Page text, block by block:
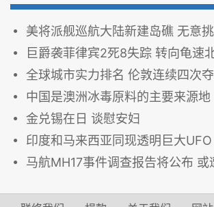
美将派舰巡航大陆新建岛礁 无意
巨爵袭菲律宾2死8失踪 转向龟速
全球城市实力排名 伦敦连续四次
中国是澳洲冰毒原料的主要来源地
金兑锡在日 谈慰安妇
印度和马来西亚同现透明巨大UFO
马航MH17事件调查报告将公布 或